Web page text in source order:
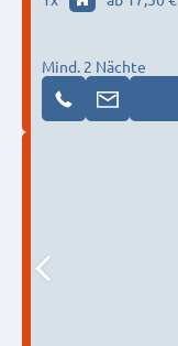
Mind. 2 Nächte